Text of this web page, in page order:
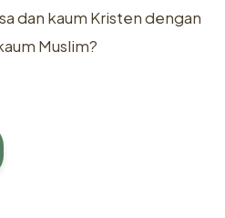
dan kaum Kristen dengan
Muslim?